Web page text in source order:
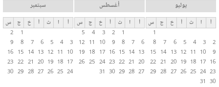
يوليو
أ ا ث أ خ ج
س
1
2
3
4
5
6
7
8
9
10
11
12
13
14
15
16
17
18
19
20
21
22
23
24
25
26
27
28
29
30
31
أغسطس
أ ا ث أ خ ج
س
1
2
3
4
5
6
7
8
9
10
11
12
13
14
15
16
17
18
19
20
21
22
23
24
25
26
27
28
29
30
31
سبتمبر
أ ا ث أ خ ج
س
1
2
3
4
5
6
7
8
9
10
11
12
13
14
15
16
17
18
19
20
21
22
23
24
25
26
27
28
29
30